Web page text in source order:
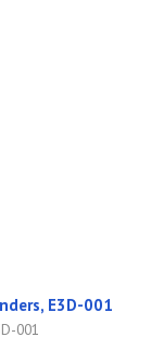
E3D-001
001